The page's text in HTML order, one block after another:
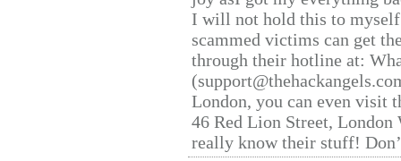
I will not hold this to
scammed victims can get
through their hotline at:
London, you can even visit
46 Red Lion Street, London
really know their stuff!